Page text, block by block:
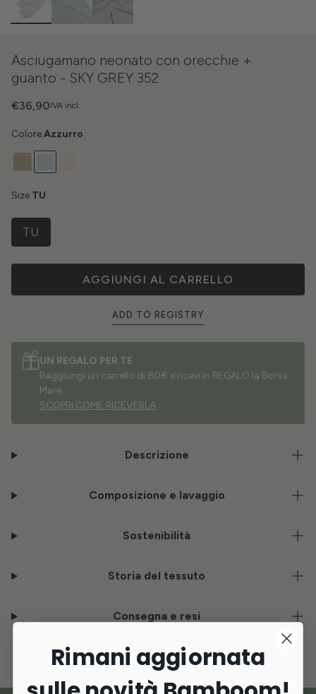
Asciugamano neonato con orecchie +
guanto - SKY GREY 352
IVA incl.
€36,90
Colore:Azzurro
Size:TU
TU
AGGIUNGI AL CARRELLO
ADD TO REGISTRY
UN REGALO PER TE
Raggiungi un carrello di 80€ e ricevi in REGALO la Borsa
Mare.
SCOPRI COME RICEVERLA
Descrizione
Composizione e lavaggio
Sostenibilità
Storia del tessuto
Consegna e resi
Rimani aggiornata